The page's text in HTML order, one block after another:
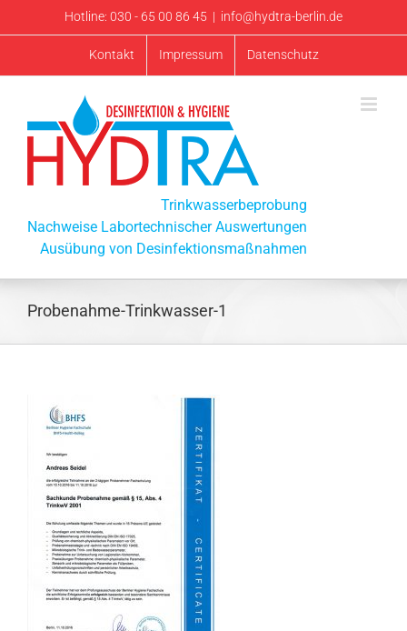
Inhalt
Hotline: 030 - 65 00 86 45 | info@hydtra-berlin.de
Kontakt Impressum Datenschutz
Trinkwasserbeprobung
Nachweise Labortechnischer Auswertungen
Ausübung von Desinfektionsmaßnahmen
Probenahme-Trinkwasser-1